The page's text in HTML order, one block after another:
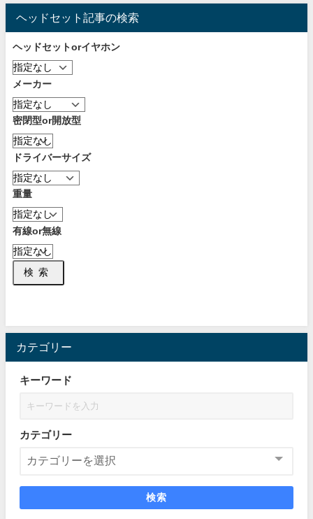
ヘッドセット記事の検索
ヘッドセットorイヤホン
メーカー
密閉型or開放型
ドライバーサイズ
重量
有線or無線
検索
カテゴリー
キーワード
カテゴリー
検索